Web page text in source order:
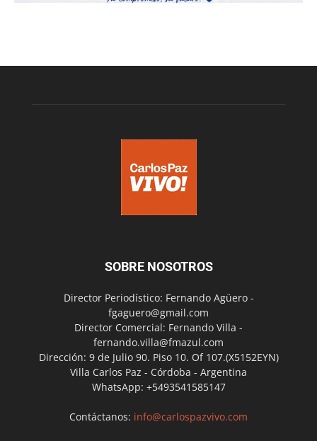
SOBRE NOSOTROS
Director Periodístico: Fernando Agüero -
fgaguero@gmail.com
Director Comercial: Fernando Villa -
fernando.villa@fmazul.com
Dirección: 9 de Julio 90. Piso 10. Of 107.(X5152EYN)
Villa Carlos Paz - Córdoba - Argentina
WhatsApp: +5493541585147
Contáctanos: info@carlospazvivo.com